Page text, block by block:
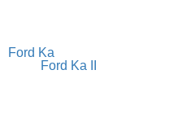
Ford Ka
Ford Ka II